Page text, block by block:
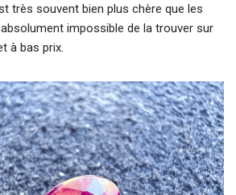
très souvent bien plus chère que les
impossible de la trouver sur
à bas prix.